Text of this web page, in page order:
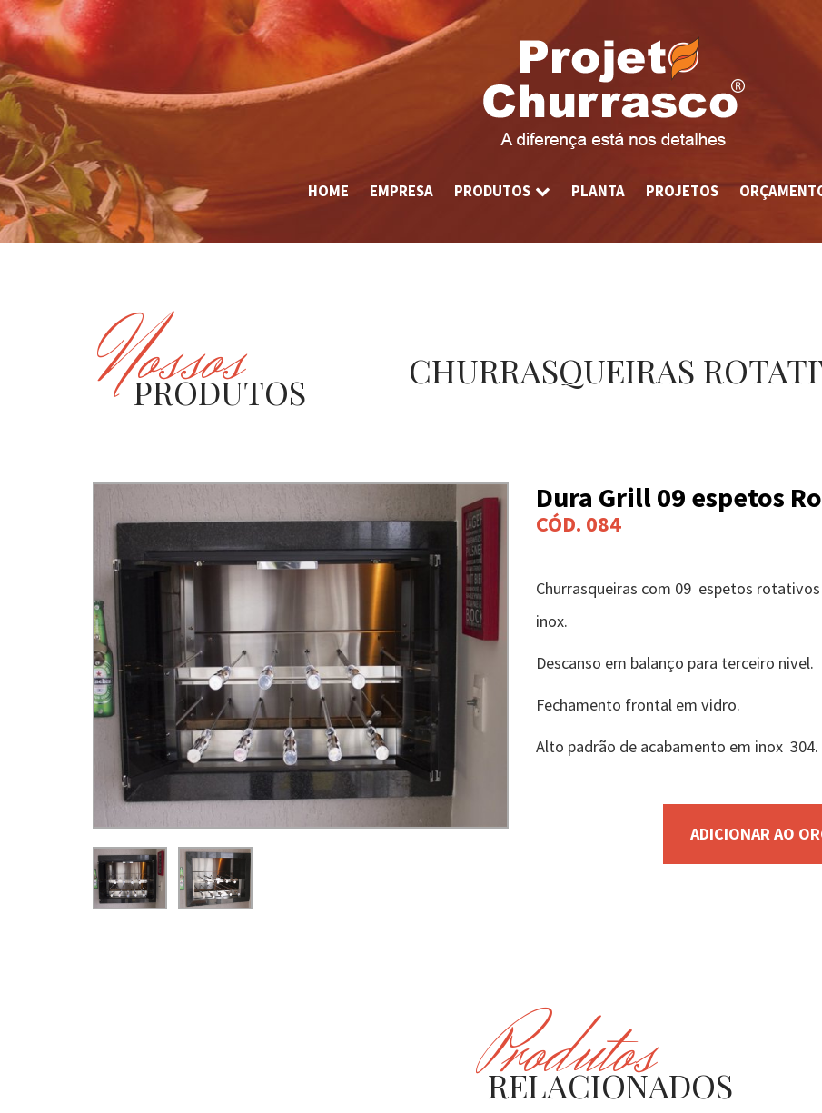
HOME EMPRESA PRODUTOS PLANTA PROJETOS
Nossos
PRODUTOS CHURRASQUEIRAS
Dura Grill 09 espetos
CÓD. 084
Churrasqueiras com 09 espetos
inox.
Descanso em balanço para terceiro nivel.
Fechamento frontal em vidro.
Alto padrão de acabamento em inox 304.
ADICIONAR AO
Produtos
RELACIONADOS